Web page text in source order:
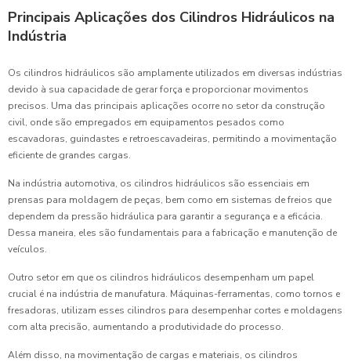
Principais Aplicações dos Cilindros Hidráulicos na
Indústria
Os cilindros hidráulicos são amplamente utilizados em diversas indústrias
devido à sua capacidade de gerar força e proporcionar movimentos
precisos. Uma das principais aplicações ocorre no setor da construção
civil, onde são empregados em equipamentos pesados como
escavadoras, guindastes e retroescavadeiras, permitindo a movimentação
eficiente de grandes cargas.
Na indústria automotiva, os cilindros hidráulicos são essenciais em
prensas para moldagem de peças, bem como em sistemas de freios que
dependem da pressão hidráulica para garantir a segurança e a eficácia.
Dessa maneira, eles são fundamentais para a fabricação e manutenção de
veículos.
Outro setor em que os cilindros hidráulicos desempenham um papel
crucial é na indústria de manufatura. Máquinas-ferramentas, como tornos e
fresadoras, utilizam esses cilindros para desempenhar cortes e moldagens
com alta precisão, aumentando a produtividade do processo.
Além disso, na movimentação de cargas e materiais, os cilindros